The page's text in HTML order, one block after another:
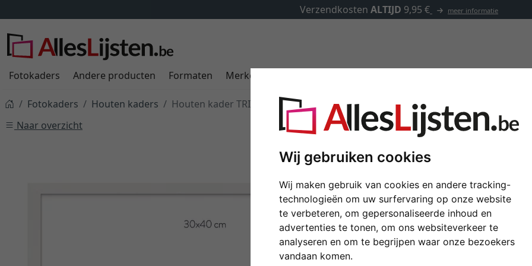
Wij gebruiken cookies
Wij maken gebruik van cookies en andere tracking-
technologieën om uw surfervaring op onze website
te verbeteren, om gepersonaliseerde inhoud en
advertenties te tonen, om ons websiteverkeer te
analyseren en om te begrijpen waar onze bezoekers
vandaan komen.
VerzendkostenALTIJD9,95 € meer informatie
Fotokaders Andere producten Formaten Merken
Fotokaders Houten kaders
Houten kader TRIBECA 1,5
Naar overzicht
Houten kader
formaat
kleur